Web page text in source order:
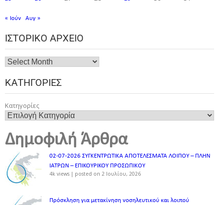
« Ιούν Αυγ »
ΙΣΤΟΡΙΚΌ ΑΡΧΕΊΟ
ΚΑΤΗΓΟΡΊΕΣ
Κατηγορίες
Δημοφιλή Άρθρα
02-07-2026 ΣΥΓΚΕΝΤΡΩΤΙΚΑ ΑΠΟΤΕΛΕΣΜΑΤΑ ΛΟΙΠΟΥ – ΠΛΗΝ
ΙΑΤΡΩΝ – ΕΠΙΚΟΥΡΙΚΟΥ ΠΡΟΣΩΠΙΚOY
4k views | posted on 2 Ιουλίου, 2026
Πρόσκληση για μετακίνηση νοσηλευτικού και λοιπού